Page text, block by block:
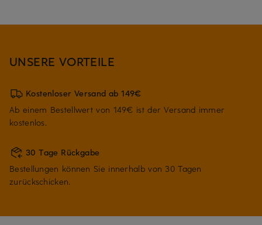
UNSERE VORTEILE
Kostenloser Versand ab 149€
Ab einem Bestellwert von 149€ ist der Versand immer
kostenlos.
30 Tage Rückgabe
Bestellungen können Sie innerhalb von 30 Tagen
zurückschicken.